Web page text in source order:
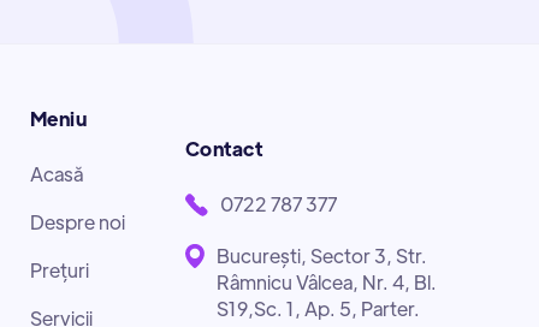
Meniu
Acasă
Despre noi
Prețuri
Servicii
Contact
0722 787 377
București, Sector 3, Str.
Râmnicu Vâlcea, Nr. 4, Bl.
S19,Sc. 1, Ap. 5, Parter.